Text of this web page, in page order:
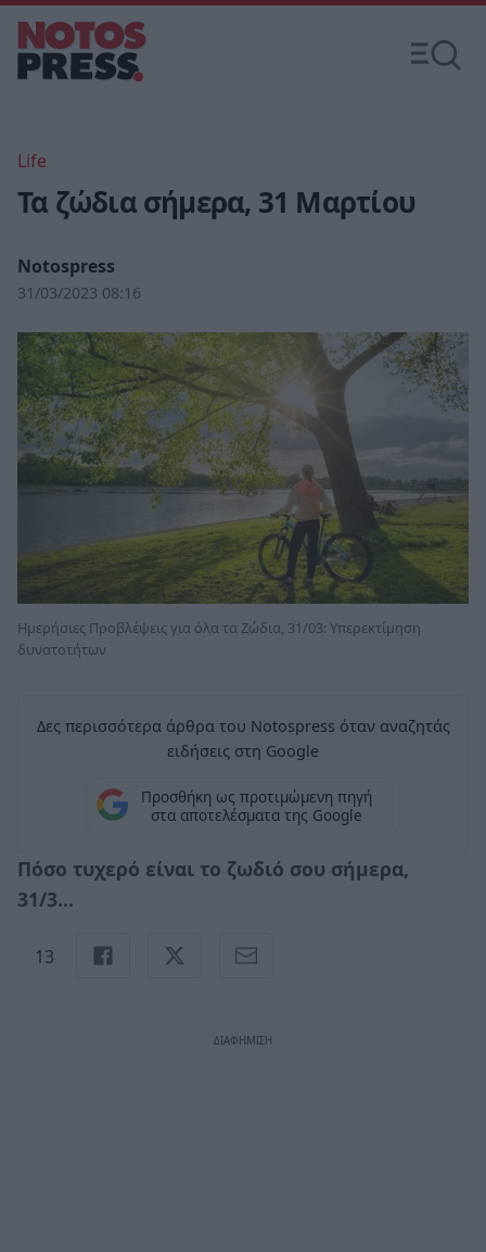
Life
Τα ζώδια σήμερα, 31 Μαρτίου
Notospress
31/03/2023 08:16
Ημερήσιες Προβλέψεις για όλα τα Ζώδια, 31/03: Υπερεκτίμηση
δυνατοτήτων
Δες περισσότερα άρθρα του Notospress όταν αναζητάς
ειδήσεις στη Google
Προσθήκη ως προτιμώμενη πηγή
στα αποτελέσματα της Google
Πόσο τυχερό είναι το ζωδιό σου σήμερα,
31/3...
13